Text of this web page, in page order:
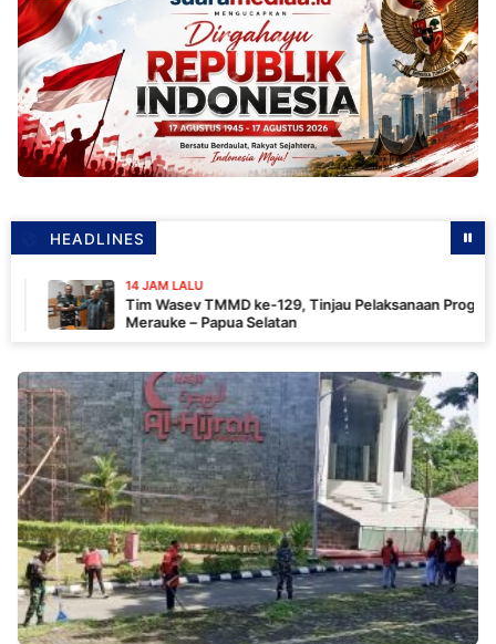
HEADLINES
14 JAM LALU
Tim Wasev TMMD ke-129, Tinjau Pelaksanaan Program Di
Merauke – Papua Selatan